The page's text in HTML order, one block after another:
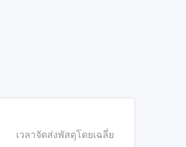
เวลาจัดส่งพัสดุโดยเฉลี่ย